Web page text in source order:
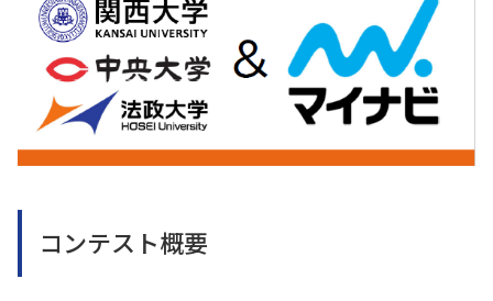
コンテスト概要